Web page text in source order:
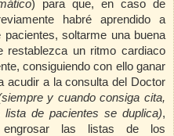
) para que, en caso de
habré aprendido a
soltarme una buena
restablezca un ritmo cardiaco
consiguiendo con ello ganar
acudir a la consulta del Doctor
y cuando consiga cita,
de pacientes se duplica),
las listas de los